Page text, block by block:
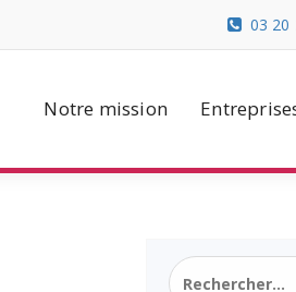
03 20
Notre mission
Rechercher :